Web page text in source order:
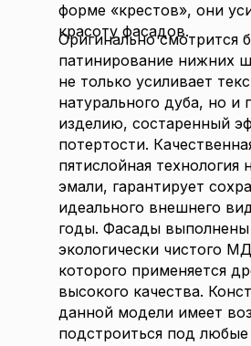
форме «крестов», они
красоту фасадов.
Оригинально смотрится
патинирование нижних
не только усиливает
натурального дуба, но и
изделию, состаренный
потертости.
пятислойная технология
эмали, гарантирует
идеального внешнего
годы. Фасады выполнены
экологически чистого
которого применяется
высокого качества.
данной модели имеет
подстроиться под